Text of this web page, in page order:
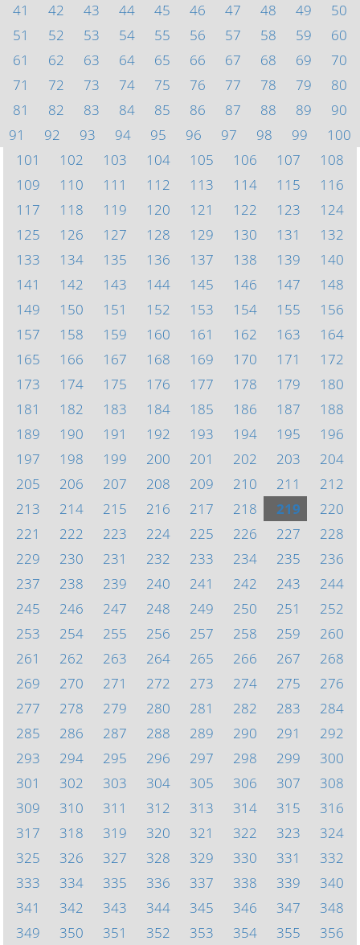
41
42 43 44 45 46 47 48 49
50
51
52 53 54 55 56 57 58 59
60
61
62 63 64 65 66 67 68 69
70
71
72 73 74 75 76 77 78 79
80
81
82 83 84 85 86 87 88 89
90
91
92 93 94 95 96 97 98 99
100
101
102 103 104 105 106 107
108
109
110 111 112 113 114 115
116
117
118 119 120 121 122 123
124
125
126 127 128 129 130 131
132
133
134 135 136 137 138 139
140
141
142 143 144 145 146 147
148
149
150 151 152 153 154 155
156
157
158 159 160 161 162 163
164
165
166 167 168 169 170 171
172
173
174 175 176 177 178 179
180
181
182 183 184 185 186 187
188
189
190 191 192 193 194 195
196
197
198 199 200 201 202 203
204
205
206 207 208 209 210 211
212
213
214 215 216 217 218 219
220
221
222 223 224 225 226 227
228
229
230 231 232 233 234 235
236
237
238 239 240 241 242 243
244
245
246 247 248 249 250 251
252
253
254 255 256 257 258 259
260
261
262 263 264 265 266 267
268
269
270 271 272 273 274 275
276
277
278 279 280 281 282 283
284
285
286 287 288 289 290 291
292
293
294 295 296 297 298 299
300
301
302 303 304 305 306 307
308
309
310 311 312 313 314 315
316
317
318 319 320 321 322 323
324
325
326 327 328 329 330 331
332
333
334 335 336 337 338 339
340
341
342 343 344 345 346 347
348
349
350 351 352 353 354 355 356